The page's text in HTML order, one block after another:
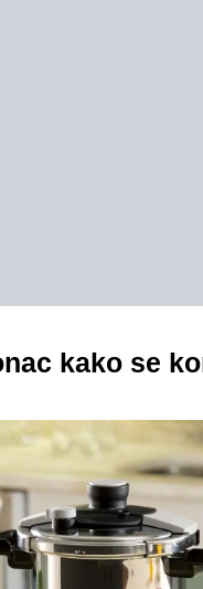
kako se